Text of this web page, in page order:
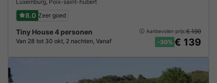
Luxemburg Poix-saint-hubert
8.0 Zeer goed
Tiny House 4 personen
Van 28 tot 30 okt, 2 nachten, Vanaf
Aanbevolen prijs:€ 199
-30% € 139